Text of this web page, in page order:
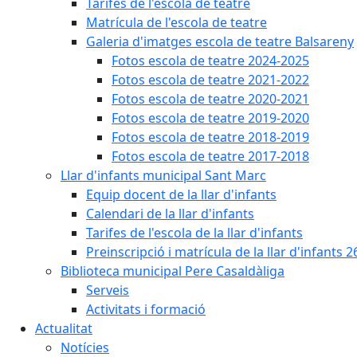
Matrícula de l'escola de teatre
Galeria d'imatges escola de teatre Balsareny
Fotos escola de teatre 2024-2025
Fotos escola de teatre 2021-2022
Fotos escola de teatre 2020-2021
Fotos escola de teatre 2019-2020
Fotos escola de teatre 2018-2019
Fotos escola de teatre 2017-2018
Llar d'infants municipal Sant Marc
Equip docent de la llar d'infants
Calendari de la llar d'infants
Tarifes de l'escola de la llar d'infants
Preinscripció i matrícula de la llar d'infants
Biblioteca municipal Pere Casaldàliga
Serveis
Activitats i formació
Actualitat
Notícies